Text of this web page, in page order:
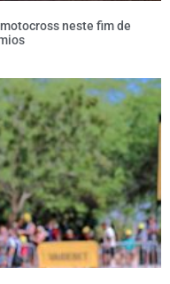
neste fim de